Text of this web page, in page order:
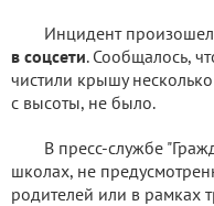
Инцидент
в соцсети. Сообщалось,
чистили крышу
с высоты, не было.
В пресс-службе
школах, не
родителей или в рамках